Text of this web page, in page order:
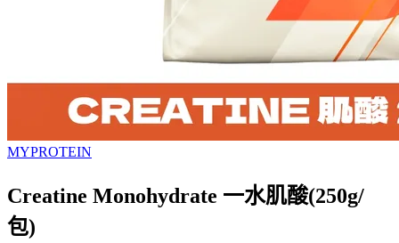
MYPROTEIN
Creatine Monohydrate 一水肌酸(250g/
包)